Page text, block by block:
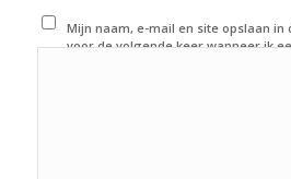
Mijn naam, e-mail en site opslaan in
voor de volgende keer wanneer ik